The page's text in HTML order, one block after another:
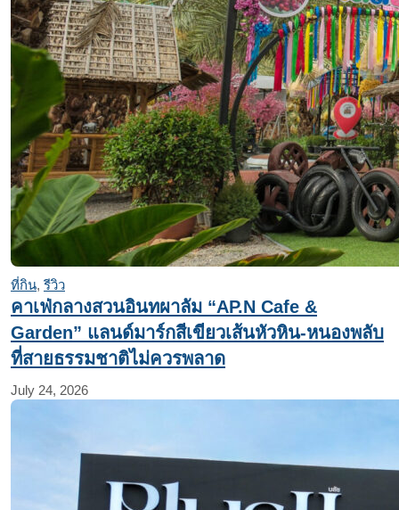
ที่กิน, รีวิว
คาเฟ่กลางสวนอินทผาลัม “AP.N Cafe &
Garden” แลนด์มาร์กสีเขียวเส้นหัวหิน-หนองพลับ
ที่สายธรรมชาติไม่ควรพลาด
July 24, 2026